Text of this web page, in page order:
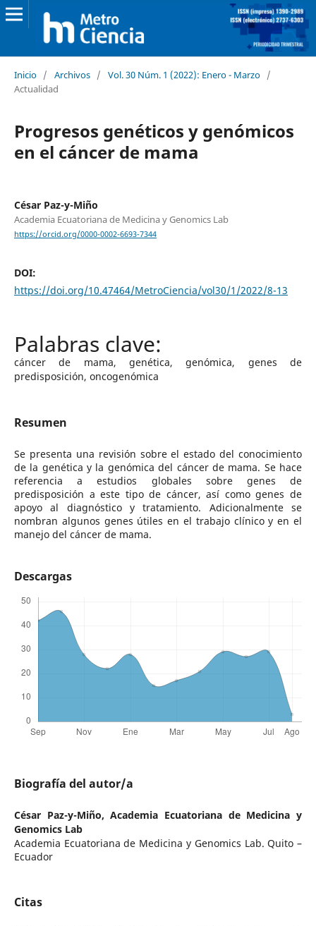
Inicio / Archivos / Vol. 30 Núm. 1 (2022): Enero - Marzo /
Actualidad
Progresos genéticos y genómicos
en el cáncer de mama
César Paz-y-Miño
Academia Ecuatoriana de Medicina y Genomics Lab
https://orcid.org/0000-0002-6693-7344
DOI:
https://doi.org/10.47464/MetroCiencia/vol30/1/2022/8-13
cáncer de mama, genética, genómica, genes de
predisposición, oncogenómica
Resumen
Se presenta una revisión sobre el estado del conocimiento
de la genética y la genómica del cáncer de mama. Se hace
referencia a estudios globales sobre genes de
predisposición a este tipo de cáncer, así como genes de
apoyo al diagnóstico y tratamiento. Adicionalmente se
nombran algunos genes útiles en el trabajo clínico y en el
manejo del cáncer de mama.
Descargas
Biografía del autor/a
César Paz-y-Miño,Academia Ecuatoriana de Medicina y
Genomics Lab
Academia Ecuatoriana de Medicina y Genomics Lab. Quito –
Ecuador
Citas